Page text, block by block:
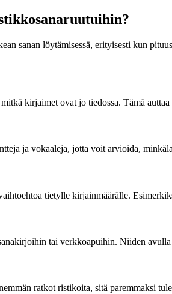
sanan löytämisessä, erityisesti kun
kirjaimet ovat jo tiedossa. Tämä
ja vokaaleja, jotta voit arvioida,
tietylle kirjainmäärälle.
tai verkkoapuihin. Niiden
ratkot ristikoita, sitä paremmaksi